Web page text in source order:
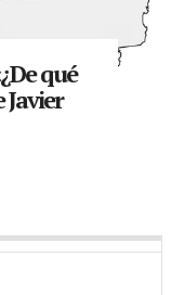
qué
Javier